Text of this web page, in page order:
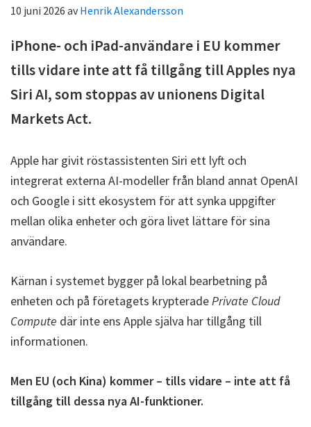
10 juni 2026 avHenrik Alexandersson
iPhone- och iPad-användare i EU kommer
tills vidare inte att få tillgång till Apples nya
Siri AI, som stoppas av unionens Digital
Markets Act.
Apple har givit röstassistenten Siri ett lyft och
integrerat externa AI-modeller från bland annat OpenAI
och Google i sitt ekosystem för att synka uppgifter
mellan olika enheter och göra livet lättare för sina
användare.
Kärnan i systemet bygger på lokal bearbetning på
enheten och på företagets krypteradePrivate Cloud
Compute där inte ens Apple själva har tillgång till
informationen.
Men EU (och Kina) kommer – tills vidare – inte att få
tillgång till dessa nya AI-funktioner.